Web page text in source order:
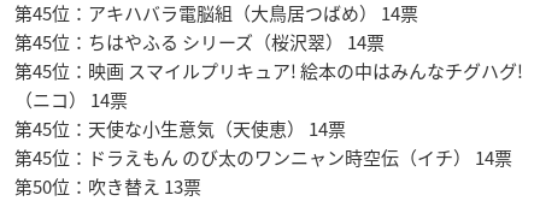
第45位：アキハバラ電脳組（大鳥居つばめ） 14票
第45位：ちはやふる シリーズ（桜沢翠） 14票
第45位：映画 スマイルプリキュア! 絵本の中はみんなチグハグ!
（ニコ） 14票
第45位：天使な小生意気（天使恵） 14票
第45位：ドラえもん のび太のワンニャン時空伝（イチ） 14票
第50位：吹き替え 13票